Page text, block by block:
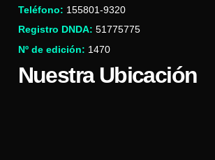
Teléfono: 155801-9320
Registro DNDA: 51775775
Nº de edición: 1470
Nuestra Ubicación